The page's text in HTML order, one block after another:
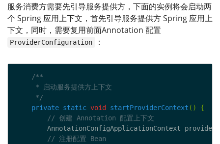
服务消费方需要先引导服务提供方，下面的实例将会启动两
个 Spring 应用上下文，首先引导服务提供方 Spring 应用上
下文，同时，需要复用前面Annotation 配置
ProviderConfiguration ：
     */
private static void startProviderContext ()
{
AnnotationConfigApplicationContext